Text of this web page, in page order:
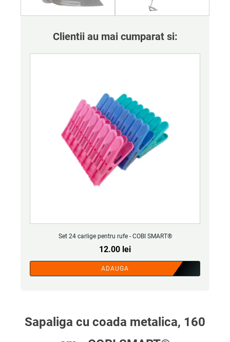
Clientii au mai cumparat si:
Set 24 carlige pentru rufe - COBI SMART®
12.00 lei
ADAUGA
Sapaliga cu coada metalica, 160